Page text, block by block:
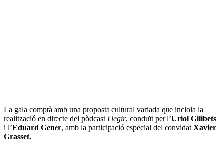
La gala comptà amb una proposta cultural variada que incloia la
realització en directe del pòdcast Llegir, conduït per l’Uriol Gilibets
i l’Eduard Gener, amb la participació especial del convidat Xavier
Grasset.